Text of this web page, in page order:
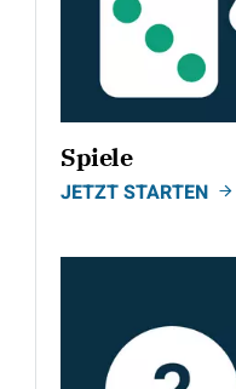
Spiele
JETZT STARTEN